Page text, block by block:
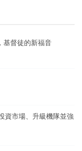
基督徒的新福音
資市場、升級機隊並強